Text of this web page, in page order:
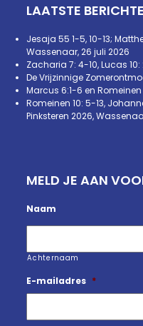
LAATSTE
Jesaja 55 1-5, 10-13;
Wassenaar, 26 juli 2026
Zacharia 7: 4-10, Lucas
De Vrijzinnige
Marcus 6:1-6 en
Romeinen 10: 5-13,
Pinksteren 2026,
MELD JE AAN
Naam
Achternaam
E-mailadres *